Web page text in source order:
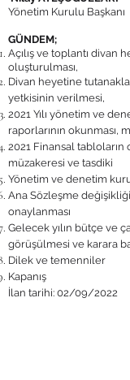
Yönetim Kurulu Başkanı
GÜNDEM;
​Açılış ve toplantı divan
oluşturulması,
Divan heyetine
yetkisinin verilmesi,
2021 Yılı yönetim ve
raporlarının okunması,
2021 Finansal tabloların
müzakeresi ve tasdiki
Yönetim ve denetim
Ana Sözleşme
onaylanması
Gelecek yılın bütçe ve
görüşülmesi ve karara
Dilek ve temenniler
Kapanış
İlan tarihi: 02/09/2022